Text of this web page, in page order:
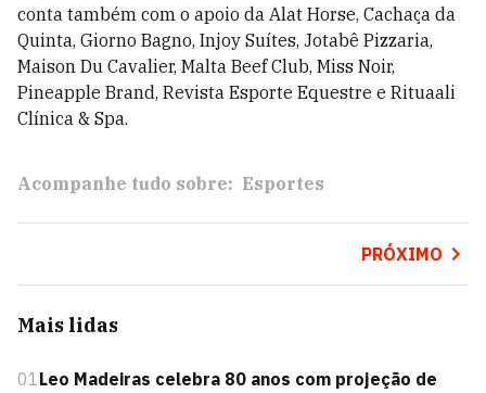
conta também com o apoio da Alat Horse, Cachaça da
Quinta, Giorno Bagno, Injoy Suítes, Jotabê Pizzaria,
Maison Du Cavalier, Malta Beef Club, Miss Noir,
Pineapple Brand, Revista Esporte Equestre e Rituaali
Clínica & Spa.
Acompanhe tudo sobre: Esportes
PRÓXIMO
Mais lidas
01Leo Madeiras celebra 80 anos com projeção de